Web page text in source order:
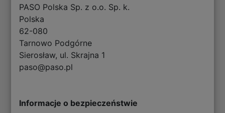
PASO Polska Sp. z o.o. Sp. k.
Polska
62-080
Tarnowo Podgórne
Sierosław, ul. Skrajna 1
paso@paso.pl
Informacje o bezpieczeństwie